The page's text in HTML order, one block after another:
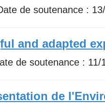
de soutenance :
and adapted
de soutenance : 11/
de